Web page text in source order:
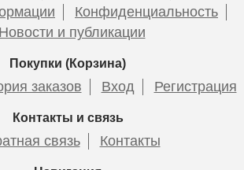
хром
Смеситель для раковины
ESKO Sochi Gold SC26Gold
Подробнее
HB5518-5
Смеситель HAIBA HB5518-7
c гигиенической лейкой
Подробнее
Конфиденциальность
Новости и публикации
Покупки (Корзина)
заказов Вход Регистрация
Контакты и связь
связь Контакты